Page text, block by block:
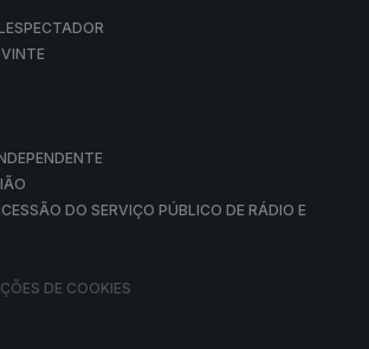
DO SERVIÇO PÚBLICO DE RÁDIO E
DE COOKIES